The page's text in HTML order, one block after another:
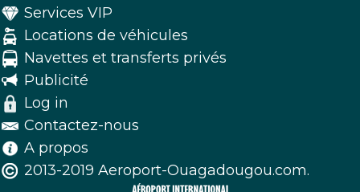
Services VIP
Locations de véhicules
Navettes et transferts privés
Publicité
Log in
Contactez-nous
A propos
2013-2019 Aeroport-Ouagadougou.com.